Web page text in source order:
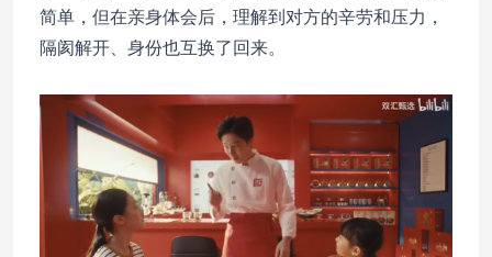
简单，但在亲身体会后，理解到对方的辛劳和压力，
隔阂解开、身份也互换了回来。